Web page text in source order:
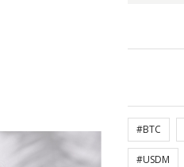
#BTC
#USDM